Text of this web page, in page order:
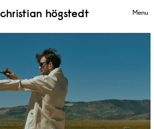
Menu
christian högstedt